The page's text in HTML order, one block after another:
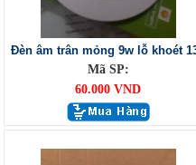
Đèn âm trân mỏng 9w lỗ khoét
Mã SP:
60.000 VND